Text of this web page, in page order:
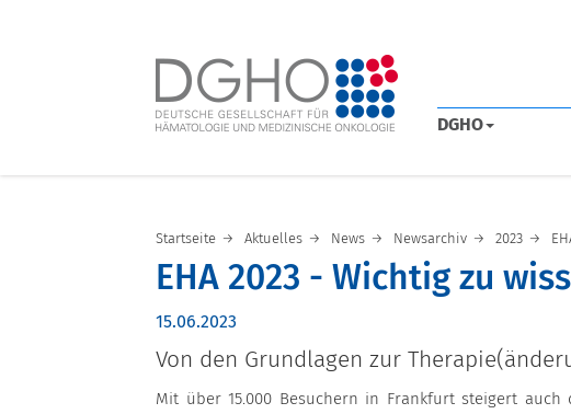
DGHO
Startseite Aktuelles News Newsarchiv 2023
EHA 2023 - Wichtig zu
15.06.2023
Von den Grundlagen zur
Mit über 15.000 Besuchern in Frankfurt steigert auch